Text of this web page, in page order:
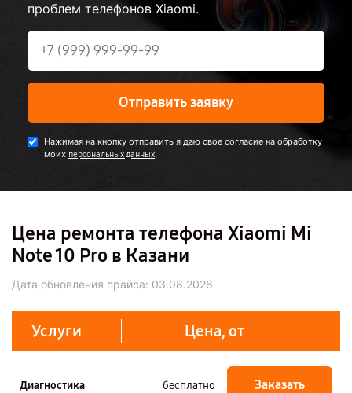
проблем телефонов Xiaomi.
Отправить заявку
Нажимая на кнопку отправить я даю свое согласие на обработку
моих персональных данных.
Цена ремонта телефона Xiaomi Mi
Note 10 Pro в Казани
Дата обновления прайса: 03.08.2026
Услуги Цена, от
Диагностика бесплатно Заказать